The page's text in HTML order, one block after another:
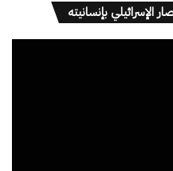
الإسرائيلي بإنسانيته